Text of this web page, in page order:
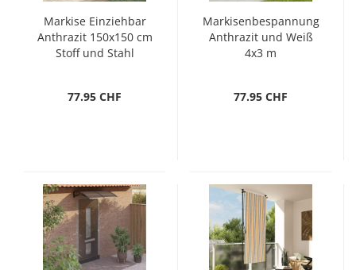
Markise Einziehbar
Anthrazit 150x150 cm
Stoff und Stahl
77.95 CHF
Markisenbespannung
Anthrazit und Weiß
4x3 m
77.95 CHF